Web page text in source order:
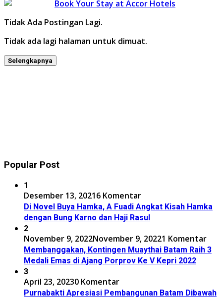
Tidak Ada Postingan Lagi.
Tidak ada lagi halaman untuk dimuat.
Selengkapnya
Popular Post
1
Desember 13, 20216 Komentar
Di Novel Buya Hamka, A Fuadi Angkat Kisah Hamka
dengan Bung Karno dan Haji Rasul
2
November 9, 2022November 9, 20221 Komentar
Membanggakan, Kontingen Muaythai Batam Raih 3
Medali Emas di Ajang Porprov Ke V Kepri 2022
3
April 23, 20230 Komentar
Purnabakti Apresiasi Pembangunan Batam Dibawah